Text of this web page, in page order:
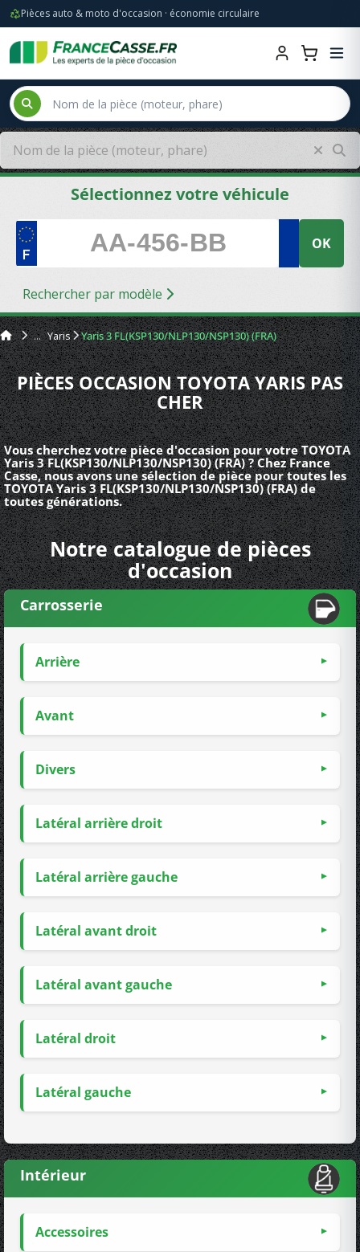
Pièces auto & moto d'occasion · économie circulaire
Sélectionnez votre véhicule
OK
Rechercher par modèle
Yaris Yaris 3 FL(KSP130/NLP130/NSP130) (FRA)
PIÈCES OCCASION TOYOTA YARIS PAS
CHER
Vous cherchez votre pièce d'occasion pour votre TOYOTA
Yaris 3 FL(KSP130/NLP130/NSP130) (FRA) ? Chez France
Casse, nous avons une sélection de pièce pour toutes les
TOYOTA Yaris 3 FL(KSP130/NLP130/NSP130) (FRA) de
toutes générations.
Notre catalogue de pièces
d'occasion
Carrosserie
Arrière
Avant
Divers
Latéral arrière droit
Latéral arrière gauche
Latéral avant droit
Latéral avant gauche
Latéral droit
Latéral gauche
Intérieur
Accessoires